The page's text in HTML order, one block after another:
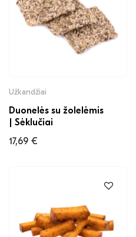
Užkandžiai
Duonelės su žolelėmis
| Sėklučiai
17,69 €